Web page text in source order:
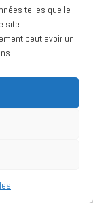
telles que le
site.
peut avoir un